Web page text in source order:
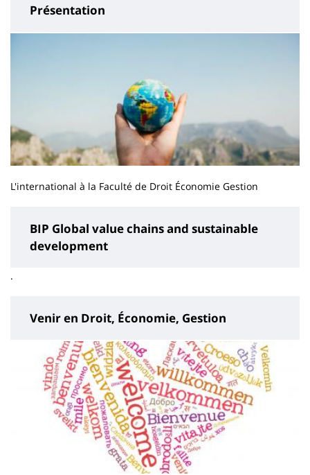
Présentation
L'international à la Faculté de Droit Économie Gestion
BIP Global value chains and sustainable
development
.
Venir en Droit, Économie, Gestion